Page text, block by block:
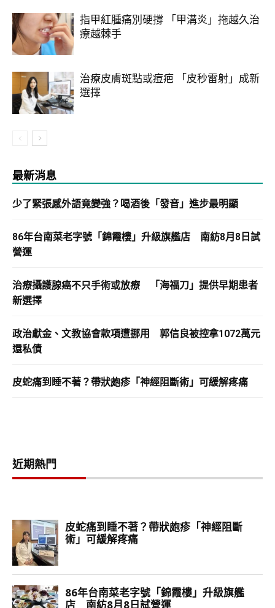
指甲紅腫痛別硬撐 「甲溝炎」拖越久治
療越棘手
治療皮膚斑點或痘疤 「皮秒雷射」成新
選擇
最新消息
少了緊張感外語竟變強？喝酒後「發音」進步最明顯
86年台南菜老字號「錦霞樓」升級旗艦店 南紡8月8日試
營運
治療攝護腺癌不只手術或放療 「海福刀」提供早期患者
新選擇
政治獻金、文教協會款項遭挪用 郭信良被控拿1072萬元
還私債
皮蛇痛到睡不著？帶狀皰疹「神經阻斷術」可緩解疼痛
近期熱門